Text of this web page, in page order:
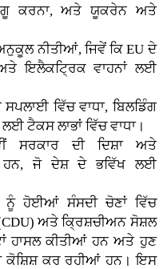
ਕਰਨਾ, ਅਤੇ ਯੂਕਰੇਨ ਅਤੇ
ਨੀਤੀਆਂ, ਜਿਵੇਂ ਕਿ EU ਦੇ
ਇਲੈਕਟ੍ਰਿਕ ਵਾਹਨਾਂ ਲਈ
ਵਿੱਚ ਵਾਧਾ, ਬਿਲਡਿੰਗ
ਟੈਕਸ ਲਾਭਾਂ ਵਿੱਚ ਵਾਧਾ।
ਸਰਕਾਰ ਦੀ ਦਿਸ਼ਾ ਅਤੇ
ਹਨ, ਜੋ ਦੇਸ਼ ਦੇ ਭਵਿੱਖ ਲਈ
ਨੂੰ ਹੋਈਆਂ ਸੰਸਦੀ ਚੋਣਾਂ ਵਿੱਚ
ਅਤੇ ਕ੍ਰਿਸ਼ਚੀਅਨ ਸੋਸ਼ਲ
ਹਾਸਲ ਕੀਤੀਆਂ ਹਨ ਅਤੇ ਹੁਣ
ਕੋਸ਼ਿਸ਼ ਕਰ ਰਹੀਆਂ ਹਨ। ਇਸ